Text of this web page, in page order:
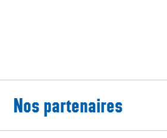
Nos partenaires